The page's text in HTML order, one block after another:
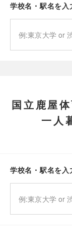
学校名・駅名を
国立鹿屋
一人
学校名・駅名を